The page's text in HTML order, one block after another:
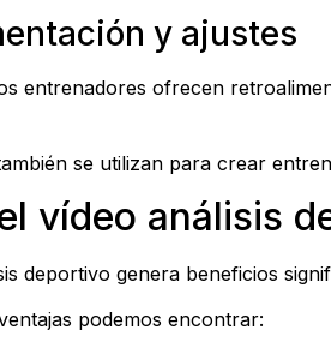
y ajustes
entrenadores ofrecen
se utilizan para crear
vídeo análisis
deportivo genera beneficios
podemos encontrar: